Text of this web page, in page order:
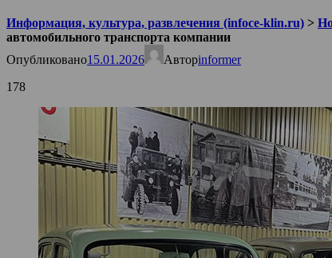
Информация, культура, развлечения (infoce-klin.ru) >
автомобильного транспорта компании
Опубликовано15.01.2026 Авторinformer
178